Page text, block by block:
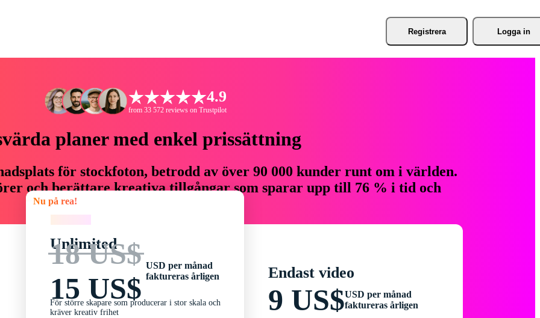
Registrera Logga in
4.9
from 33 572 reviews on Trustpilot
planer med enkel prissättning
för stockfoton, betrodd av över 90 000 kunder runt om i världen.
och berättare kreativa tillgångar som sparar upp till 76 % i tid och
Nu på rea!
Unlimited
18 US$
15 US$
USD per månad
faktureras årligen
För större skapare som producerar i stor skala och
kräver kreativ frihet
Endast video
9 US$USD per månad
faktureras årligen